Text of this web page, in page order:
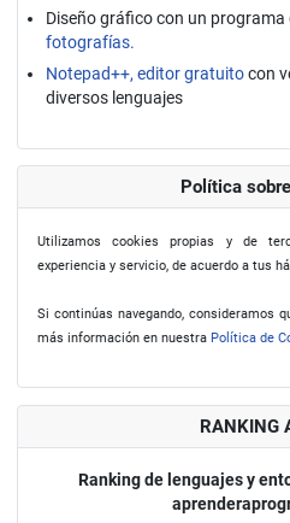
Diseño gráfico con un programa
fotografías.
Notepad++, editor gratuitocon
diversos lenguajes
Política
Utilizamos cookies propias y de
experiencia y servicio, de acuerdo a tus
Si continúas navegando, consideramos
más información en nuestra Política de
RANKING
Ranking de lenguajes y